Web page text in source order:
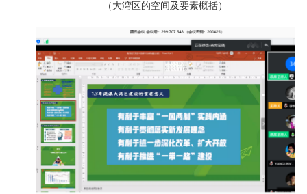
（大湾区的空间及要素概括）